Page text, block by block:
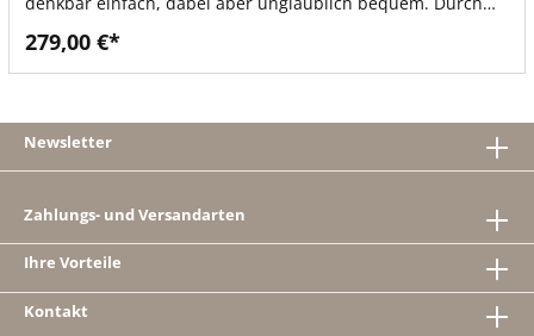
Funktionalität, der Fieldchair kann nämlich ganz einfach
Produktwelt macht einfach Spaß. Details: Material:
Lärchenholz Gewicht: 10 kg Design: Floris Schoonderbeek
Hersteller: Weltevree
279,00 €*
Newsletter
Zahlungs- und Versandarten
Ihre Vorteile
Kontakt